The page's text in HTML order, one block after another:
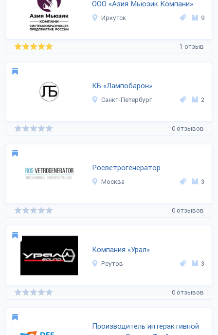
ООО «Азия Мьюзик Компани»
Иркутск 9
1 отзыв
КБ «Лампобарон»
Санкт-Петербург 2
0 отзывов
Росветрогенератор
Москва 3
0 отзывов
Компания «Урал»
Реутов 3
0 отзывов
Производитель интерактивной